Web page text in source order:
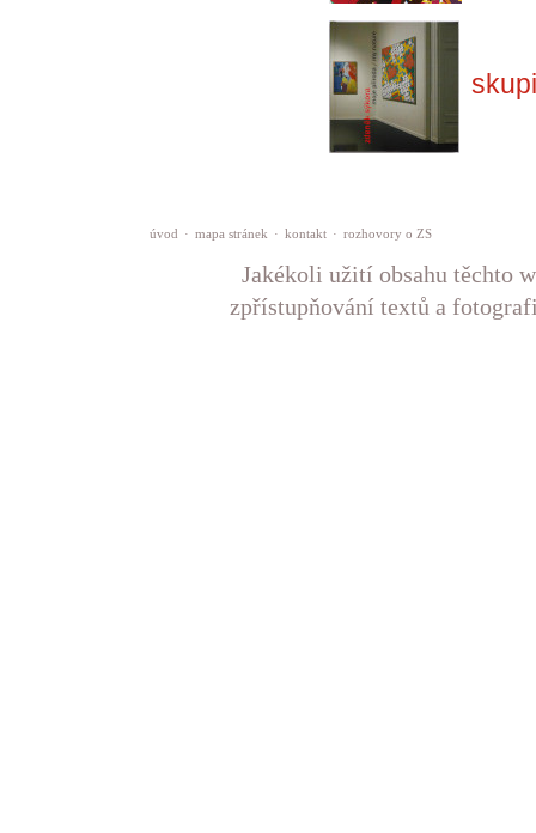
úvod · mapa stránek · kontakt · rozhovory o ZS
Jakékoli užití obsahu těchto
zpřístupňování textů a